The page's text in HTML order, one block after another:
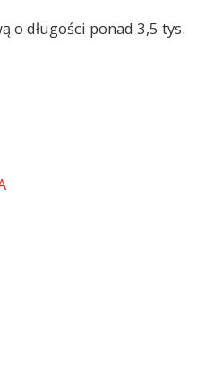
o długości ponad 3,5 tys.